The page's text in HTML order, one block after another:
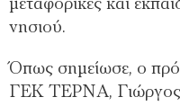
μεταφορικές και
νησιού.
Όπως σημείωσε, ο
ΓΕΚ ΤΕΡΝΑ, Γιώργος